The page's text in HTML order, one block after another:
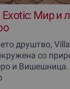
Exotic: Мир и
друштво,
со
и